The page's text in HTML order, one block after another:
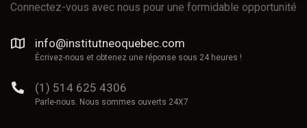
Connectez-vous avec nous pour une formidable opportunité
info@institutneoquebec.com
Écrivez-nous et obtenez une réponse sous 24 heures !
(1) 514 625 4306
Parle-nous. Nous sommes ouverts 24X7